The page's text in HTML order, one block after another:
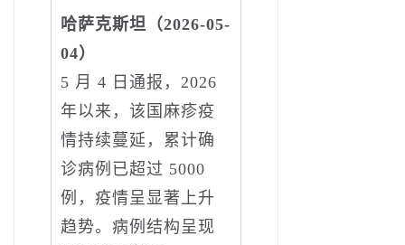
哈萨克斯坦（2026-05-
04）
5 月 4 日通报，2026
年以来，该国麻疹疫
情持续蔓延，累计确
诊病例已超过 5000
例，疫情呈显著上升
趋势。病例结构呈现